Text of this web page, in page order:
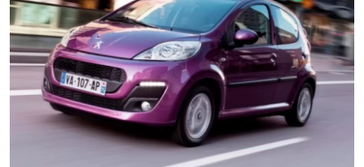
Kiralama & Filo
Sürüş & Güvenlik
Lastik & Jant
Yağlar & Sıvılar